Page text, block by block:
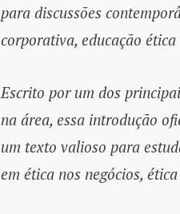
para discussões
corporativa, educação
Escrito por um dos
na área, essa introdução
um texto valioso para
em ética nos negócios,